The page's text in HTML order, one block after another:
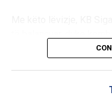
që tashmë e njohin
D.L